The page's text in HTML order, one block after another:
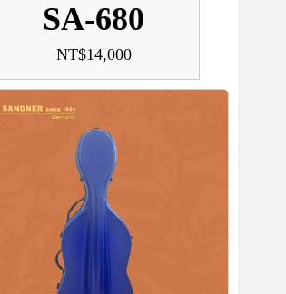
SA-680
NT$14,000